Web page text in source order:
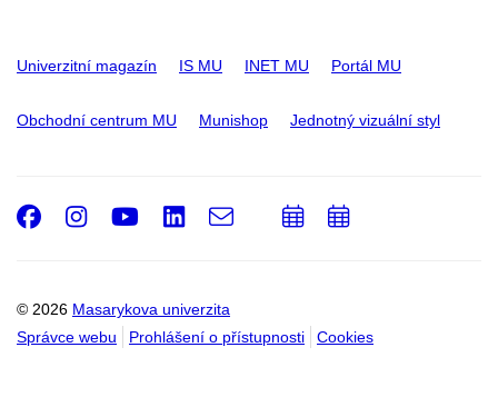
Univerzitní magazín IS MU INET MU Portál MU
Obchodní centrum MU Munishop Jednotný vizuální styl
© 2026 Masarykova univerzita
Správce webu
Prohlášení o přístupnosti Cookies
Facebook
Instagram
Youtube
LinkedIn
e-
PřidatPřidat